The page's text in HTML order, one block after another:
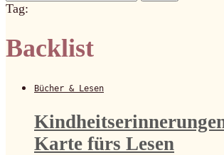
Tag:
Backlist
Bücher & Lesen
Karte fürs Lesen